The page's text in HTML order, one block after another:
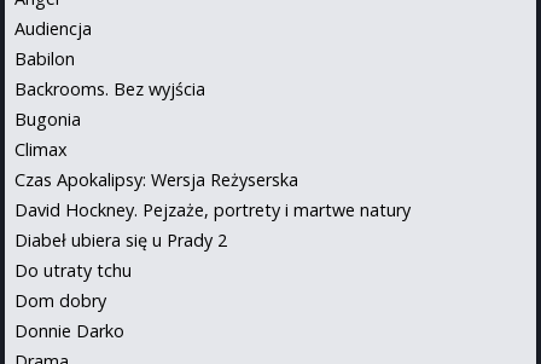
Audiencja
Babilon
Backrooms. Bez wyjścia
Bugonia
Climax
Czas Apokalipsy: Wersja Reżyserska
David Hockney. Pejzaże, portrety i martwe natury
Diabeł ubiera się u Prady 2
Do utraty tchu
Dom dobry
Donnie Darko